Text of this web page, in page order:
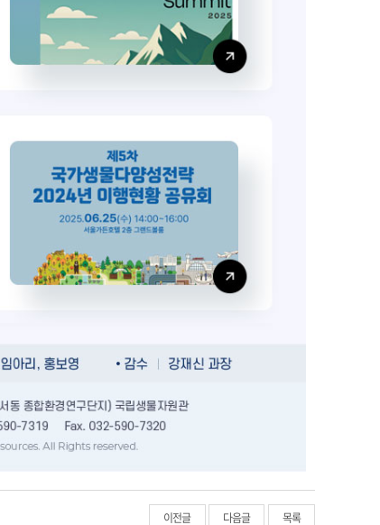
이전글 다음글 목록